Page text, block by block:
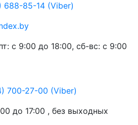
688-85-14 (Viber)
с 9:00 до 18:00, сб-вс: с 9:00
700-27-00 (Viber)
до 17:00 , без выходных